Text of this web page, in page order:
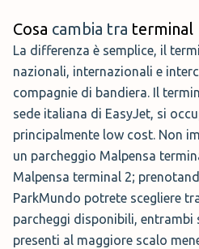
Cosa cambia tra terminal
La differenza è semplice, il
nazionali, internazionali e
compagnie di bandiera. Il
sede italiana di EasyJet, si
principalmente low cost. Non
un parcheggio Malpensa
Malpensa terminal 2;
ParkMundo potrete scegliere
parcheggi disponibili, entrambi
presenti al maggiore scalo